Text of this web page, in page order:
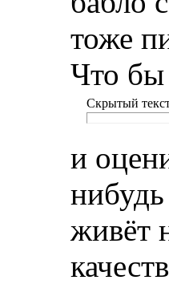
тоже
Что бы
Скрытый
и
живёт